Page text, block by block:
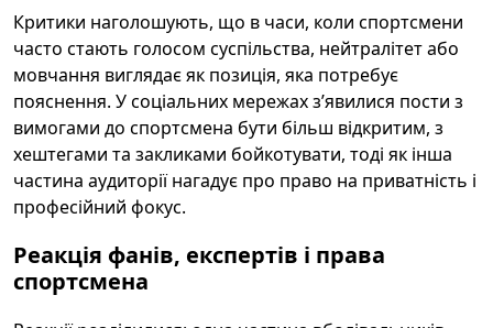
Критики наголошують, що в часи, коли спортсмени
часто стають голосом суспільства, нейтралітет або
мовчання виглядає як позиція, яка потребує
пояснення. У соціальних мережах з’явилися пости з
вимогами до спортсмена бути більш відкритим, з
хештегами та закликами бойкотувати, тоді як інша
частина аудиторії нагадує про право на приватність і
професійний фокус.
Реакція фанів, експертів і права
спортсмена